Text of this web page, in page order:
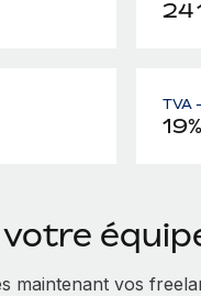
24
TVA
19%
maintenant vos